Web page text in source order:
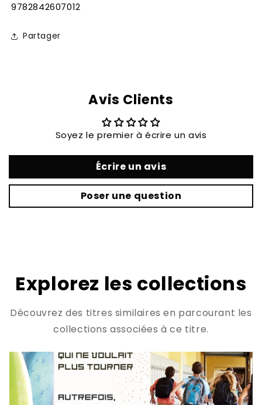
SKU:
9782842607012
Partager
Avis Clients
Soyez le premier à écrire un avis
Écrire un avis
Poser une question
Explorez les collections
Découvrez des titres similaires en parcourant les
collections associées à ce titre.